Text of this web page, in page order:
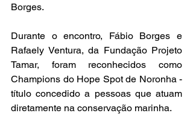
Borges.
Durante o encontro, Fábio Borges e
Rafaely Ventura, da Fundação Projeto
Tamar, foram reconhecidos como
Champions do Hope Spot de Noronha -
título concedido a pessoas que atuam
diretamente na conservação marinha.